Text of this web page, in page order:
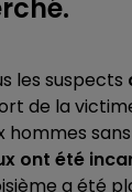
les suspects
de la
ont été
a été